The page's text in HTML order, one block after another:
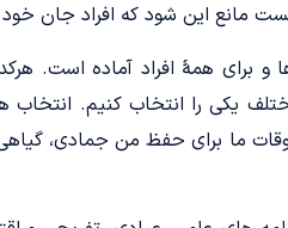
مانع این شود که افراد جان
برای همۀ افراد آماده است.
یکی را انتخاب کنیم.
ما برای حفظ من جمادی،